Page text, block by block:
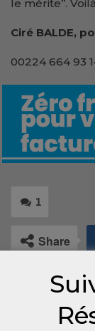
le mérite’’.
Ciré BALDE,
00224 664 93
1
Share